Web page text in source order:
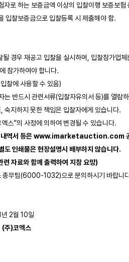
보험자로 하는 보증금액 이상의 입찰이행 보증보험
을 입찰보증금으로 입찰등록 시 제출해야 함.
될 경우 재공고 입찰을 실시하며, 입찰참가업체
에 참가하여야 합니다.
입찰에 사용할 수 있음)
자는 반드시 관련서류(입찰자유의서 등)를 열람
, 숙지하지 못한 책임은 입찰자에게 있습니다.
엑스”의 사정에 의하여 변경될 수 있습니다.
내역서 등은 www.imarketauction.com
별도 인쇄물은 현장설명시 배부하지 않습니다.
련 자료와 함께 출력하여 지참 요망)
스 총무팀(6000-1032)으로 문의하시기 바랍니
(주)코엑스